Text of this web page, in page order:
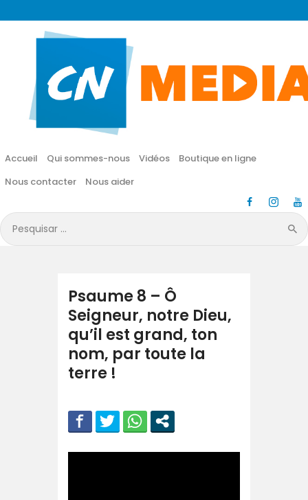
Accueil Qui sommes-nous Vidéos
Boutique en ligne
Nous contacter
Nous aider
Pesquisar
por:
CN MÉDIA
Une vie nouvelle en JESUS !
Accueil
Vidéos
Boutique en ligne
Nous aider
Psaume 8 – Ô
Seigneur, notre Dieu,
qu’il est grand, ton
nom, par toute la
terre !